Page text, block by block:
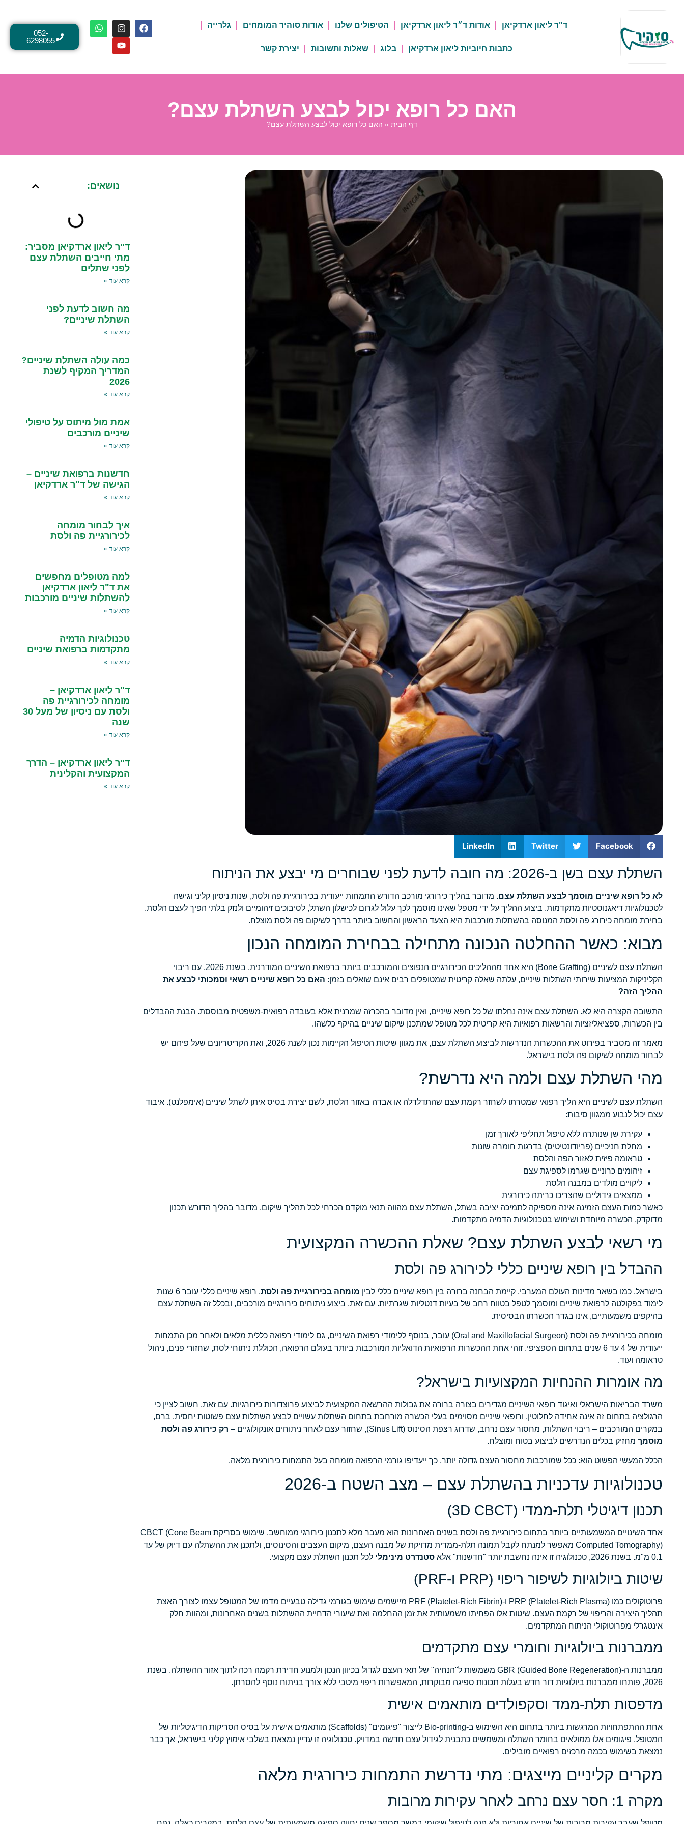
ד"ר ליאון ארדקיאן אודות ד״ר ליאון ארדקיאן הטיפולים שלנו אודות סוהיר המומחים גלרייה
כתבות חיוביות ליאון ארדקיאן בלוג שאלות ותשובות יצירת קשר
052-
6298055
האם כל רופא יכול לבצע השתלת עצם?
דף הבית » האם כל רופא יכול לבצע השתלת עצם?
Facebook
Twitter
LinkedIn
השתלת עצם בשן ב-2026: מה חובה לדעת לפני שבוחרים מי יבצע את הניתוח
לא כל רופא שיניים מוסמך לבצע השתלת עצם. מדובר בהליך כירורגי מורכב הדורש התמחות ייעודית בכירורגיית פה ולסת, שנות ניסיון קליני וגישה
לטכנולוגיות דיאגנוסטיות מתקדמות. ביצוע ההליך על ידי מטפל שאינו מוסמך לכך עלול לגרום לכישלון השתל, לסיבוכים זיהומיים ולנזק בלתי הפיך לעצם הלסת.
בחירת מומחה כירורג פה ולסת המנוסה בהשתלות מורכבות היא הצעד הראשון והחשוב ביותר בדרך לשיקום פה ולסת מוצלח.
מבוא: כאשר ההחלטה הנכונה מתחילה בבחירת המומחה הנכון
השתלת עצם לשיניים (Bone Grafting) היא אחד מההליכים הכירורגיים הנפוצים והמורכבים ביותר ברפואת השיניים המודרנית. בשנת 2026, עם ריבוי
הקליניקות המציעות שירותי השתלות שיניים, עלתה שאלה קריטית שמטופלים רבים אינם שואלים בזמן: האם כל רופא שיניים רשאי וסמכותי לבצע את
ההליך הזה?
התשובה הקצרה היא לא. השתלת עצם אינה נחלתו של כל רופא שיניים, ואין מדובר בהכרזה שמרנית אלא בעובדה רפואית-משפטית מבוססת. הבנת ההבדלים
בין הכשרות, ספציאליזציות והרשאות רפואיות היא קריטית לכל מטופל שמתכנן שיקום שיניים בהיקף כלשהו.
מאמר זה מסביר בפירוט את ההכשרות הנדרשות לביצוע השתלת עצם, את מגוון שיטות הטיפול הקיימות נכון לשנת 2026, ואת הקריטריונים שעל פיהם יש
לבחור מומחה לשיקום פה ולסת בישראל.
מהי השתלת עצם ולמה היא נדרשת?
השתלת עצם לשיניים היא הליך רפואי שמטרתו לשחזר רקמת עצם שהתדלדלה או אבדה באזור הלסת, לשם יצירת בסיס איתן לשתל שיניים (אימפלנט). איבוד
עצם יכול לנבוע ממגוון סיבות:
עקירת שן שנותרה ללא טיפול תחליפי לאורך זמן
מחלת חניכיים (פריודונטיטיס) בדרגות חומרה שונות
טראומה פיזית לאזור הפה והלסת
זיהומים כרוניים שגרמו לספיגת עצם
ליקויים מולדים במבנה הלסת
ממצאים גידוליים שהצריכו כריתה כירורגית
כאשר כמות העצם הזמינה אינה מספיקה לתמיכה יציבה בשתל, השתלת עצם מהווה תנאי מוקדם הכרחי לכל תהליך שיקום. מדובר בהליך הדורש תכנון
מדוקדק, הכשרה מיוחדת ושימוש בטכנולוגיות הדמיה מתקדמות.
מי רשאי לבצע השתלת עצם? שאלת ההכשרה המקצועית
ההבדל בין רופא שיניים כללי לכירורג פה ולסת
בישראל, כמו בשאר מדינות העולם המערבי, קיימת הבחנה ברורה בין רופא שיניים כללי לבין מומחה בכירורגיית פה ולסת
. רופא שיניים כללי עובר 6 שנות
לימוד בפקולטה לרפואת שיניים ומוסמך לטפל בטווח רחב של בעיות דנטליות שגרתיות. עם זאת, ביצוע ניתוחים כירורגיים מורכבים, ובכלל זה השתלת עצם
בהיקפים משמעותיים, אינו בגדר הכשרתו הבסיסית.
מומחה בכירורגיית פה ולסת (Oral and Maxillofacial Surgeon) עובר, בנוסף ללימודי רפואת השיניים, גם לימודי רפואה כללית מלאים ולאחר מכן התמחות
ייעודית של 4 עד 6 שנים בתחום הספציפי. זוהי אחת ההכשרות הרפואיות הדואליות המורכבות ביותר בעולם הרפואה, הכוללת ניתוחי לסת, שחזורי פנים, ניהול
טראומה ועוד.
מה אומרות ההנחיות המקצועיות בישראל?
משרד הבריאות הישראלי ואיגוד רופאי השיניים מגדירים בצורה ברורה את גבולות ההרשאה המקצועית לביצוע פרוצדורות כירורגיות. עם זאת, חשוב לציין כי
הרגולציה בתחום זה אינה אחידה לחלוטין, ורופאי שיניים מסוימים בעלי הכשרה מורחבת בתחום השתלות עשויים לבצע השתלות עצם פשוטות יחסית. ברם,
במקרים המורכבים – ריבוי השתלות, מחסור עצם נרחב, שדרוג רצפת הסינוס (Sinus Lift), שחזור עצם לאחר ניתוחים אונקולוגיים –
רק כירורג פה ולסת
מוסמך מחזיק בכלים הנדרשים לביצוע בטוח ומוצלח.
הכלל המעשי הפשוט הוא: ככל שמורכבות מחסור העצם גדולה יותר, כך ייעדיפו גורמי הרפואה מומחה בעל התמחות כירורגית מלאה.
טכנולוגיות עדכניות בהשתלת עצם – מצב השטח ב-2026
תכנון דיגיטלי תלת-ממדי (3D CBCT)
אחד השינויים המשמעותיים ביותר בתחום כירורגיית פה ולסת בשנים האחרונות הוא מעבר מלא לתכנון כירורגי ממוחשב. שימוש בסריקת CBCT (Cone Beam
Computed Tomography) מאפשר למנתח לקבל תמונה תלת-ממדית מדויקת של מבנה העצם, מיקום העצבים והסינוסים, ולתכנן את ההשתלה עם דיוק של עד
0.1 מ"מ. בשנת 2026, טכנולוגיה זו אינה נחשבת יותר "חדשנות" אלא
סטנדרט מינימלי לכל תכנון השתלת עצם מקצועי.
שיטות ביולוגיות לשיפור ריפוי (PRP ו-PRF)
פרוטוקולים כמו PRP (Platelet-Rich Plasma) ו-PRF (Platelet-Rich Fibrin) מיישמים שימוש בגורמי גדילה טבעיים מדמו של המטופל עצמו לצורך האצת
תהליך היצירה והריפוי של רקמת העצם. שיטות אלו הפחיתו משמעותית את זמן ההחלמה ואת שיעורי הדחיית ההשתלות בשנים האחרונות, ומהוות חלק
אינטגרלי מפרוטוקולי הניתוח המתקדמים.
ממברנות ביולוגיות וחומרי עצם מתקדמים
ממברנות ה-GBR (Guided Bone Regeneration) משמשות ל"הנחיה" של תאי העצם לגדול בכיוון הנכון ולמנוע חדירת רקמה רכה לתוך אזור ההשתלה. בשנת
2026, פותחו ממברנות ביולוגיות דור חדש בעלות תכונות ספיגה מבוקרות, המאפשרות ריפוי מיטבי ללא צורך בניתוח נוסף להסרתן.
מדפסות תלת-ממד וסקפולדים מותאמים אישית
אחת ההתפתחויות המרגשות ביותר בתחום היא השימוש ב-Bio-printing לייצור "פיגומים" (Scaffolds) מותאמים אישית על בסיס הסריקות הדיגיטליות של
המטופל. פיגומים אלו ממולאים בחומר השתלה ומשמשים כתבנית לגידול עצם חדשה במדויק. טכנולוגיה זו עדיין נמצאת בשלבי אימוץ קליני בישראל, אך כבר
נמצאת בשימוש בכמה מרכזים רפואיים מובילים.
מקרים קליניים מייצגים: מתי נדרשת התמחות כירורגית מלאה
מקרה 1: חסר עצם נרחב לאחר עקירות מרובות
נושאים:
ד"ר ליאון ארדקיאן מסביר:
מתי חייבים השתלת עצם
לפני שתלים
קרא עוד »
מה חשוב לדעת לפני
השתלת שיניים?
קרא עוד »
כמה עולה השתלת שיניים?
המדריך המקיף לשנת
2026
קרא עוד »
אמת מול מיתוס על טיפולי
שיניים מורכבים
קרא עוד »
חדשנות ברפואת שיניים –
הגישה של ד"ר ארדקיאן
קרא עוד »
איך לבחור מומחה
לכירורגיית פה ולסת
קרא עוד »
למה מטופלים מחפשים
את ד"ר ליאון ארדקיאן
להשתלות שיניים מורכבות
קרא עוד »
טכנולוגיות הדמיה
מתקדמות ברפואת שיניים
קרא עוד »
ד"ר ליאון ארדקיאן –
מומחה לכירורגיית פה
ולסת עם ניסיון של מעל 30
שנה
קרא עוד »
ד"ר ליאון ארדקיאן – הדרך
המקצועית והקלינית
קרא עוד »